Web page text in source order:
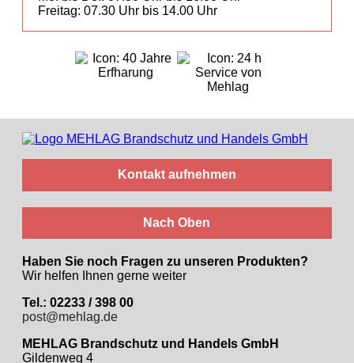
Freitag: 07.30 Uhr bis 14.00 Uhr
Kontakt aufnehmen
Nach Oben
Haben Sie noch Fragen zu unseren Produkten?
Wir helfen Ihnen gerne weiter
Tel.: 02233 / 398 00
post@mehlag.de
MEHLAG Brandschutz und Handels GmbH
Gildenweg 4